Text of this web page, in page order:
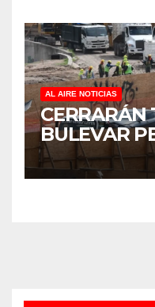
DE
AL AIRE NOTICIAS
CERRARÁN
BULEVAR
PARA
ANTES DEL